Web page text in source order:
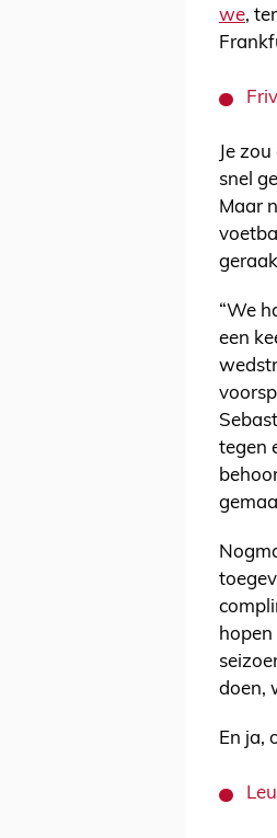
we,
Je
snel
Maar
“We
een
tegen
doen,
En ja,